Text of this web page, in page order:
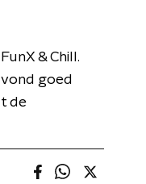
& Chill.
goed
de